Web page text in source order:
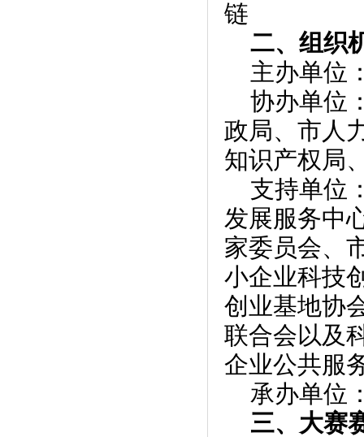
链
二、组织
主办单位
协办单位
政局、市人
知识产权局
支持单位
发展服务中
家委员会、
小企业科技
创业基地协
联合会以及
企业公共服
承办单位
三、大赛